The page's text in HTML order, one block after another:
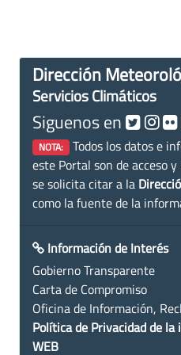
Dirección
Servicios Climáticos
Siguenos en
NOTA: Todos los datos e
este Portal son de acceso
se solicita citar a la
como la fuente de la
Información de Interés
Gobierno Transparente
Carta de Compromiso
Oficina de Información,
Política de Privacidad de
WEB